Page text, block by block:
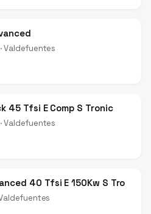
Valdefuentes
45 Tfsi E Comp S Tronic
Valdefuentes
40 Tfsi E 150Kw S Tro
Valdefuentes